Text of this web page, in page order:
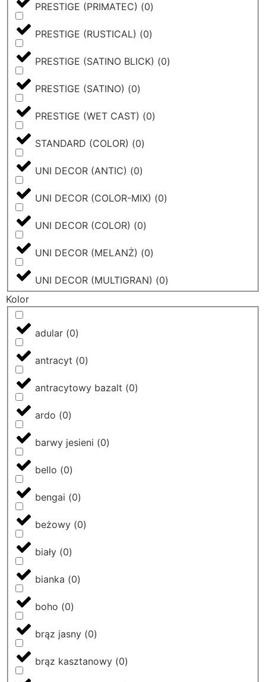
PRESTIGE (PRIMATEC) (0)
PRESTIGE (RUSTICAL) (0)
PRESTIGE (SATINO BLICK) (0)
PRESTIGE (SATINO) (0)
PRESTIGE (WET CAST) (0)
STANDARD (COLOR) (0)
UNI DECOR (ANTIC) (0)
UNI DECOR (COLOR-MIX) (0)
UNI DECOR (COLOR) (0)
UNI DECOR (MELANŻ) (0)
UNI DECOR (MULTIGRAN) (0)
Kolor
adular (0)
antracyt (0)
antracytowy bazalt (0)
ardo (0)
barwy jesieni (0)
bello (0)
bengai (0)
beżowy (0)
biały (0)
bianka (0)
boho (0)
brąz jasny (0)
brąz kasztanowy (0)